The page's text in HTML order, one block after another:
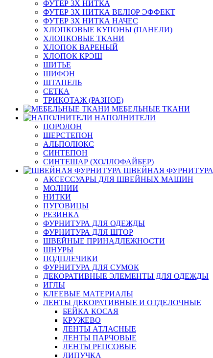
ФУТЕР 3Х НИТКА
ФУТЕР 3Х НИТКА ВЕЛЮР ЭФФЕКТ
ФУТЕР 3Х НИТКА НАЧЕС
ХЛОПКОВЫЕ КУПОНЫ (ПАНЕЛИ)
ХЛОПКОВЫЕ ТКАНИ
ХЛОПОК ВАРЕНЫЙ
ХЛОПОК КРЭШ
ШИТЬЕ
ШИФОН
ШТАПЕЛЬ
СЕТКА
ТРИКОТАЖ (РАЗНОЕ)
МЕБЕЛЬНЫЕ ТКАНИ
НАПОЛНИТЕЛИ
ПОРОЛОН
ШЕРСТЕПОН
АЛЬПОЛЮКС
СИНТЕПОН
СИНТЕШАР (ХОЛЛОФАЙБЕР)
ШВЕЙНАЯ ФУРНИТУРА
АКСЕССУАРЫ ДЛЯ ШВЕЙНЫХ МАШИН
МОЛНИИ
НИТКИ
ПУГОВИЦЫ
РЕЗИНКА
ФУРНИТУРА ДЛЯ ОДЕЖДЫ
ФУРНИТУРА ДЛЯ ШТОР
ШВЕЙНЫЕ ПРИНАДЛЕЖНОСТИ
ШНУРЫ
ПОДПЛЕЧИКИ
ФУРНИТУРА ДЛЯ СУМОК
ДЕКОРАТИВНЫЕ ЭЛЕМЕНТЫ ДЛЯ ОДЕЖДЫ
ИГЛЫ
КЛЕЕВЫЕ МАТЕРИАЛЫ
ЛЕНТЫ ДЕКОРАТИВНЫЕ И ОТДЕЛОЧНЫЕ
БЕЙКА КОСАЯ
КРУЖЕВО
ЛЕНТЫ АТЛАСНЫЕ
ЛЕНТЫ ПАРЧОВЫЕ
ЛЕНТЫ РЕПСОВЫЕ
ЛИПУЧКА